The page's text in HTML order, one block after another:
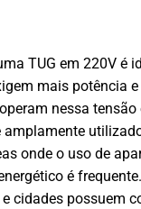
TUG em 220V é
mais potência
nessa tensão
onde o uso de
é
cidades possuem